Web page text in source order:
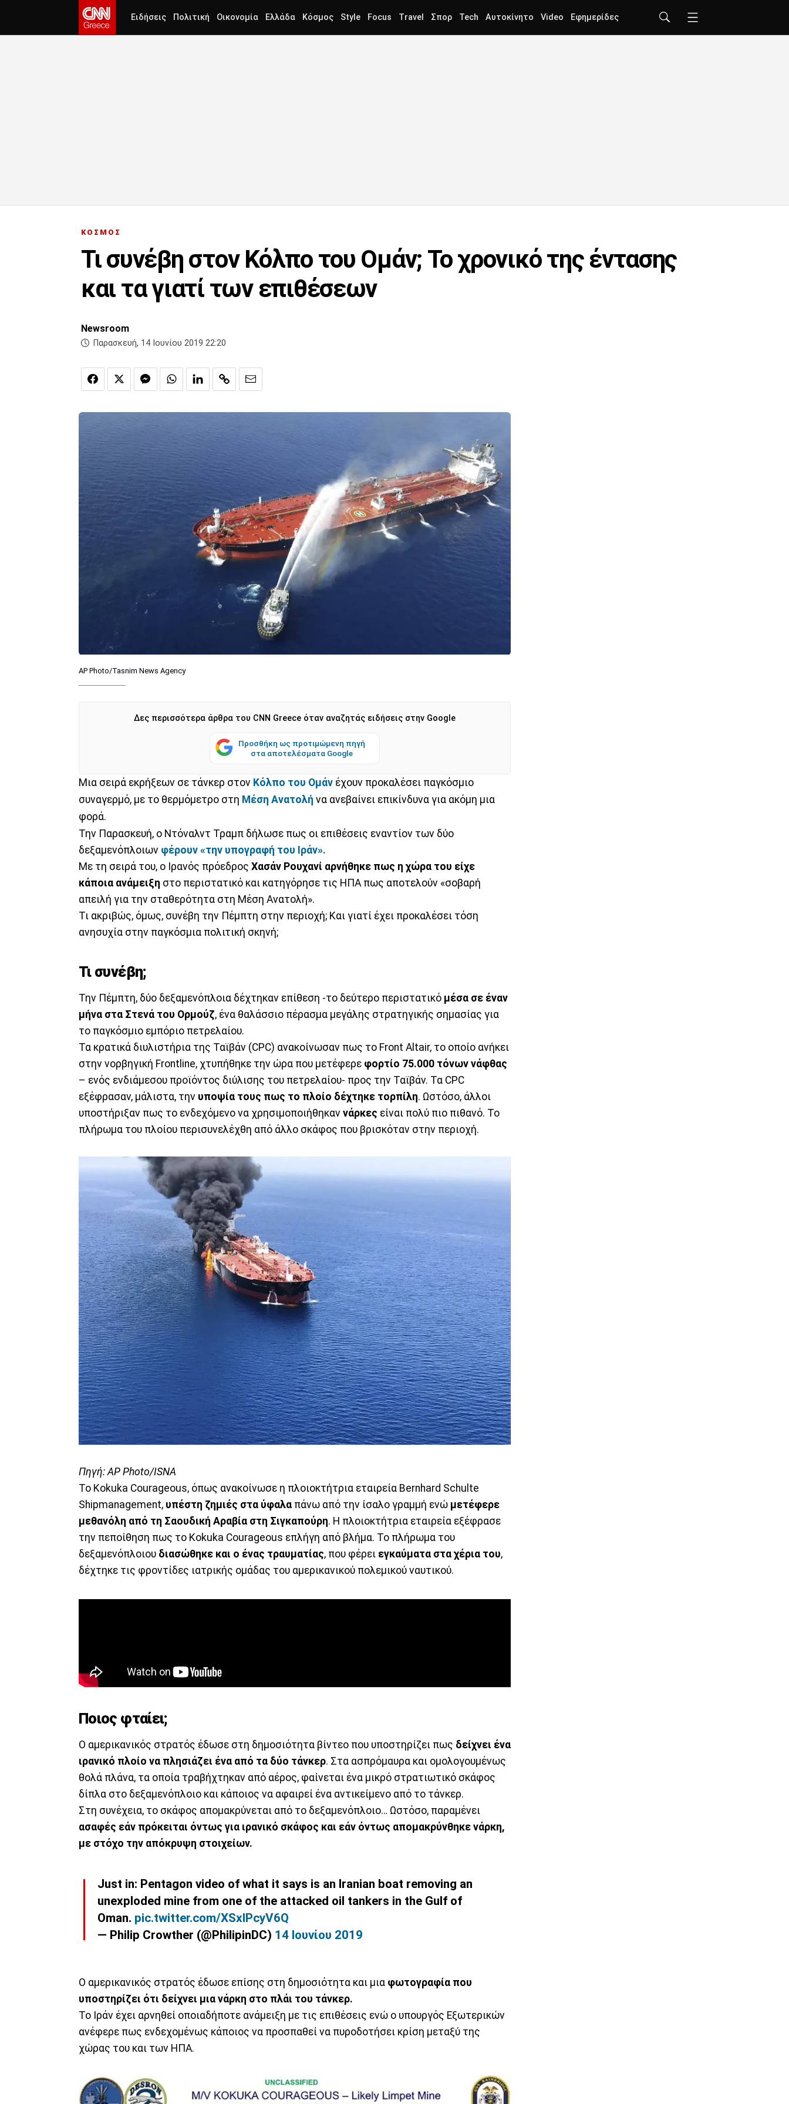
Ειδήσεις Πολιτική Οικονομία Ελλάδα Κόσμος Style Focus Travel Σπορ Tech Αυτοκίνητο Video Εφημερίδες
ΚΟΣΜΟΣ
Τι συνέβη στον Κόλπο του Ομάν; Το χρονικό της έντασης
και τα γιατί των επιθέσεων
Newsroom
Παρασκευή, 14 Ιουνίου 2019 22:20
AP Photo/Tasnim News Agency
Δες περισσότερα άρθρα του CNN Greece όταν αναζητάς ειδήσεις στην Google
Προσθήκη ως προτιμώμενη πηγή
στα αποτελέσματα Google
Μια σειρά εκρήξεων σε τάνκερ στον Κόλπο του Ομάν έχουν προκαλέσει παγκόσμιο
συναγερμό, με το θερμόμετρο στη Μέση Ανατολή να ανεβαίνει επικίνδυνα για ακόμη μια
φορά.
Την Παρασκευή, ο Ντόναλντ Τραμπ δήλωσε πως οι επιθέσεις εναντίον των δύο
δεξαμενόπλοιων φέρουν «την υπογραφή του Ιράν».
Με τη σειρά του, ο Ιρανός πρόεδρος Χασάν Ρουχανί αρνήθηκε πως η χώρα του είχε
κάποια ανάμειξη στο περιστατικό και κατηγόρησε τις ΗΠΑ πως αποτελούν «σοβαρή
απειλή για την σταθερότητα στη Μέση Ανατολή».
Τι ακριβώς, όμως, συνέβη την Πέμπτη στην περιοχή; Και γιατί έχει προκαλέσει τόση
ανησυχία στην παγκόσμια πολιτική σκηνή;
Τι συνέβη;
Την Πέμπτη, δύο δεξαμενόπλοια δέχτηκαν επίθεση -το δεύτερο περιστατικό μέσα σε έναν
μήνα στα Στενά του Ορμούζ, ένα θαλάσσιο πέρασμα μεγάλης στρατηγικής σημασίας για
το παγκόσμιο εμπόριο πετρελαίου.
Τα κρατικά διυλιστήρια της Ταϊβάν (CPC) ανακοίνωσαν πως το Front Altair, το οποίο ανήκει
στην νορβηγική Frontline, χτυπήθηκε την ώρα που μετέφερε φορτίο 75.000 τόνων νάφθας
– ενός ενδιάμεσου προϊόντος διύλισης του πετρελαίου- προς την Ταϊβάν. Τα CPC
εξέφρασαν, μάλιστα, την υποψία τους πως το πλοίο δέχτηκε τορπίλη. Ωστόσο, άλλοι
υποστήριξαν πως το ενδεχόμενο να χρησιμοποιήθηκαν νάρκες είναι πολύ πιο πιθανό. Το
πλήρωμα του πλοίου περισυνελέχθη από άλλο σκάφος που βρισκόταν στην περιοχή.
Πηγή: AP Photo/ISNA
Το Kokuka Courageous, όπως ανακοίνωσε η πλοιοκτήτρια εταιρεία Bernhard Schulte
Shipmanagement, υπέστη ζημιές στα ύφαλα πάνω από την ίσαλο γραμμή ενώ μετέφερε
μεθανόλη από τη Σαουδική Αραβία στη Σιγκαπούρη. Η πλοιοκτήτρια εταιρεία εξέφρασε
την πεποίθηση πως το Kokuka Courageous επλήγη από βλήμα. Το πλήρωμα του
δεξαμενόπλοιου διασώθηκε και ο ένας τραυματίας, που φέρει εγκαύματα στα χέρια του,
δέχτηκε τις φροντίδες ιατρικής ομάδας του αμερικανικού πολεμικού ναυτικού.
Ποιος φταίει;
Ο αμερικανικός στρατός έδωσε στη δημοσιότητα βίντεο που υποστηρίζει πως δείχνει ένα
ιρανικό πλοίο να πλησιάζει ένα από τα δύο τάνκερ. Στα ασπρόμαυρα και ομολογουμένως
θολά πλάνα, τα οποία τραβήχτηκαν από αέρος, φαίνεται ένα μικρό στρατιωτικό σκάφος
δίπλα στο δεξαμενόπλοιο και κάποιος να αφαιρεί ένα αντικείμενο από το τάνκερ.
Στη συνέχεια, το σκάφος απομακρύνεται από το δεξαμενόπλοιο… Ωστόσο, παραμένει
ασαφές εάν πρόκειται όντως για ιρανικό σκάφος και εάν όντως απομακρύνθηκε νάρκη,
με στόχο την απόκρυψη στοιχείων.
Just in: Pentagon video of what it says is an Iranian boat removing an
unexploded mine from one of the attacked oil tankers in the Gulf of
Oman. pic.twitter.com/XSxIPcyV6Q
— Philip Crowther (@PhilipinDC) 14 Ιουνίου 2019
Ο αμερικανικός στρατός έδωσε επίσης στη δημοσιότητα και μια φωτογραφία που
υποστηρίζει ότι δείχνει μια νάρκη στο πλάι του τάνκερ.
Το Ιράν έχει αρνηθεί οποιαδήποτε ανάμειξη με τις επιθέσεις ενώ ο υπουργός Εξωτερικών
ανέφερε πως ενδεχομένως κάποιος να προσπαθεί να πυροδοτήσει κρίση μεταξύ της
χώρας του και των ΗΠΑ.